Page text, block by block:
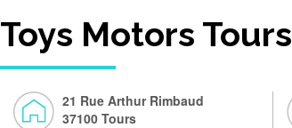
Toys Motors Tours
21 Rue Arthur Rimbaud
37100 Tours